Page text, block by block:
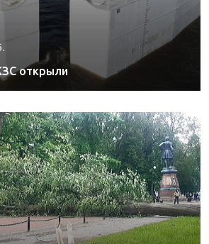
открыли